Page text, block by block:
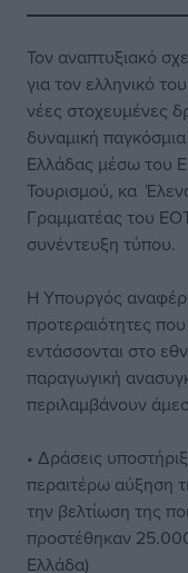
Τον αναπτυξιακό
για τον ελληνικό
νέες στοχευμένες
δυναμική
Ελλάδας μέσω του
Τουρισμού, κα
Γραμματέας του
συνέντευξη τύπου.
Η Υπουργός
προτεραιότητες
εντάσσονται στο
παραγωγική
περιλαμβάνουν
• Δράσεις
περαιτέρω αύξηση
την βελτίωση της
προστέθηκαν
Ελλάδα)